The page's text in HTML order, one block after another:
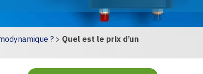
? > Quel est le prix d’un